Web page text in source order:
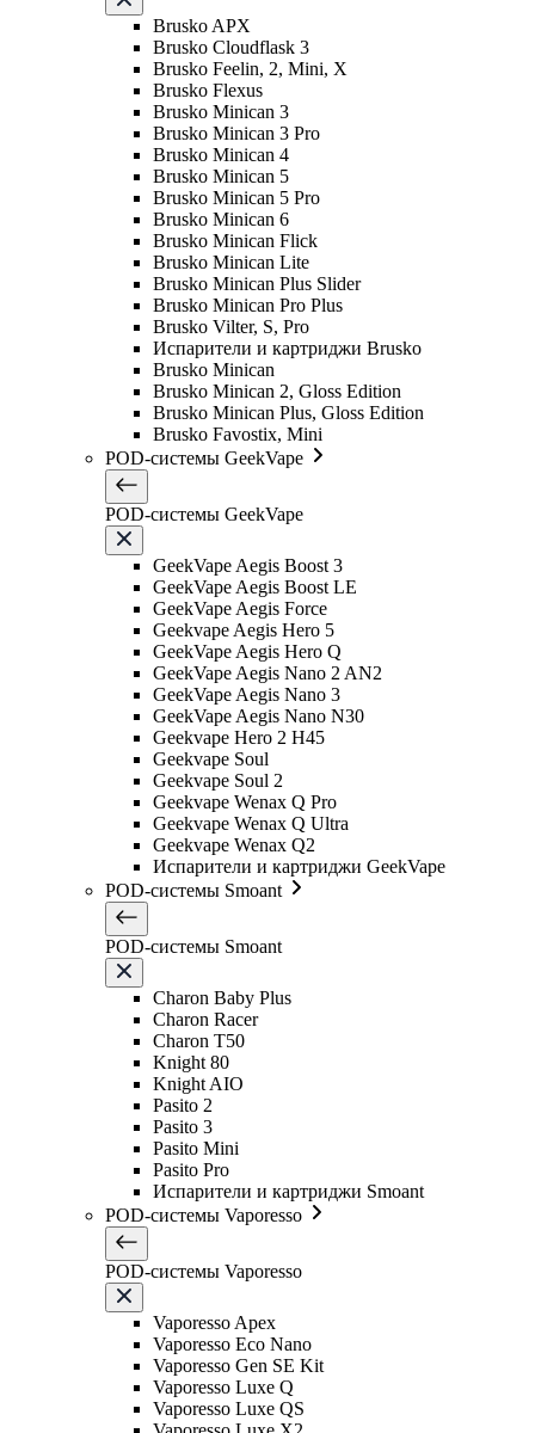
Brusko APX
Brusko Cloudflask 3
Brusko Feelin, 2, Mini, X
Brusko Flexus
Brusko Minican 3
Brusko Minican 3 Pro
Brusko Minican 4
Brusko Minican 5
Brusko Minican 5 Pro
Brusko Minican 6
Brusko Minican Flick
Brusko Minican Lite
Brusko Minican Plus Slider
Brusko Minican Pro Plus
Brusko Vilter, S, Pro
Испарители и картриджи Brusko
Brusko Minican
Brusko Minican 2, Gloss Edition
Brusko Minican Plus, Gloss Edition
Brusko Favostix, Mini
POD-системы GeekVape
POD-системы GeekVape
GeekVape Aegis Boost 3
GeekVape Aegis Boost LE
GeekVape Aegis Force
Geekvape Aegis Hero 5
GeekVape Aegis Hero Q
GeekVape Aegis Nano 2 AN2
GeekVape Aegis Nano 3
GeekVape Aegis Nano N30
Geekvape Hero 2 H45
Geekvape Soul
Geekvape Soul 2
Geekvape Wenax Q Pro
Geekvape Wenax Q Ultra
Geekvape Wenax Q2
Испарители и картриджи GeekVape
POD-системы Smoant
POD-системы Smoant
Charon Baby Plus
Charon Racer
Charon T50
Knight 80
Knight AIO
Pasito 2
Pasito 3
Pasito Mini
Pasito Pro
Испарители и картриджи Smoant
POD-системы Vaporesso
POD-системы Vaporesso
Vaporesso Apex
Vaporesso Eco Nano
Vaporesso Gen SE Kit
Vaporesso Luxe Q
Vaporesso Luxe QS